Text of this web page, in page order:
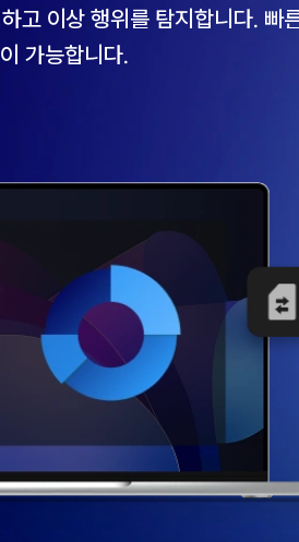
고 이상 행위를 탐지합니다. 빠
가능합니다.